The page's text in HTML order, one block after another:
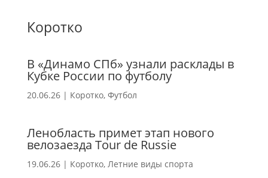
Коротко
В «Динамо СПб» узнали расклады в
Кубке России по футболу
20.06.26| Коротко, Футбол
Ленобласть примет этап нового
велозаезда Tour de Russie
19.06.26| Коротко, Летние виды спорта